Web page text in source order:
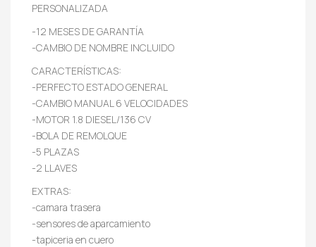
PERSONALIZADA
-12 MESES DE GARANTÍA
-CAMBIO DE NOMBRE INCLUIDO
CARACTERÍSTICAS:
-PERFECTO ESTADO GENERAL
-CAMBIO MANUAL 6 VELOCIDADES
-MOTOR 1.8 DIESEL/136 CV
-BOLA DE REMOLQUE
-5 PLAZAS
-2 LLAVES
EXTRAS:
-camara trasera
-sensores de aparcamiento
-tapiceria en cuero